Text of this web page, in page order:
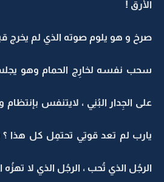
الأرق !
صرخ و هو يلوم صوته الذي لم يخرج قبل
سحب نفسه لخارِج الحمام وهو
على الجِدار البُنِي ، لايتنفس
يارب لم تعد قوتِي تحتمِل كل هذا ؟
الرجُل الذي تُحب ، الرجُل الذي لا تهزُه